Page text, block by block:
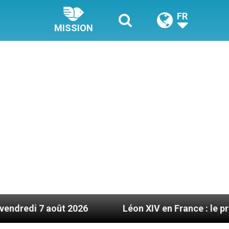
MISSION
FR
2026 Léon XIV en France : le programme